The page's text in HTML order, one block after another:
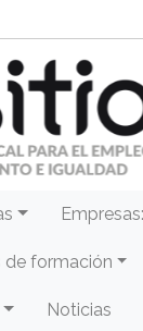
de formación
Noticias